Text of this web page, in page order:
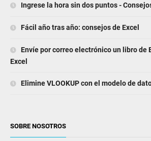
Ingrese la hora sin dos puntos -
Fácil año tras año: consejos de Excel
Envíe por correo electrónico un libro de
Excel
Elimine VLOOKUP con el modelo de
SOBRE NOSOTROS